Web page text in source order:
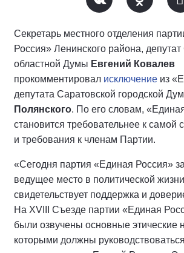
Секретарь местного отделения
Россия» Ленинского района,
областной Думы Евгений Ковалев
прокомментировал исключение из
депутата Саратовской городской
Полянского. По его словам,
становится требовательнее к самой
и требования к членам Партии.
«Сегодня партия «Единая Россия»
ведущее место в политической
свидетельствует поддержка и
На XVIII Съезде партии «Единая
были озвучены основные этические
которыми должны